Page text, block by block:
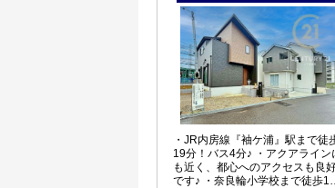
・JR内房線『袖ケ浦』駅まで徒
19分！バス4分♪ ・アクアライン
も近く、都心へのアクセスも良
です♪ ・奈良輪小学校まで徒歩10